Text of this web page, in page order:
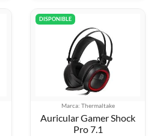
DISPONIBLE
Marca: Thermaltake
Auricular Gamer Shock
Pro 7.1